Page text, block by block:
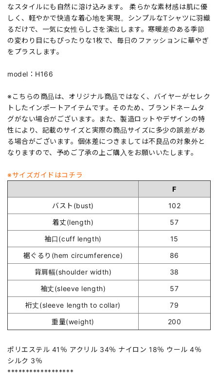
なスタイルにも自然に溶け込みます。 柔らかな素材感は肌に優
しく、軽やかで快適な着心地を実現。シンプルなTシャツに羽織
るだけで、一気に女性らしさを演出します。寒暖差のある季節
の変わり目にもぴったりな1枚で、毎日のファッションに華やぎ
をプラスします。
model：H166
※こちらの商品は、オリジナル商品ではなく、バイヤーがセレク
トしたインポートアイテムです。そのため、ブランドネームタ
グがない場合がございます。また、製造ロットやデザインの特
性により、記載のサイズと実際の商品サイズに多少の誤差があ
る場合がございます。個体差につきましては不良品の対象外と
なりますので、予めご了承の上ご購入をお願いいたします。
※サイズガイドはコチラ
F
バスト(bust)
102
着丈(length)
57
袖口(cuff length)
15
裾ぐるり(hem circumference)
86
背肩幅(shoulder width)
38
袖丈(sleeve length)
57
裄丈(sleeve length to collar)
79
重量(weight)
200
ポリエステル 41％ アクリル 34％ ナイロン 18％ ウール 4％
シルク 3％